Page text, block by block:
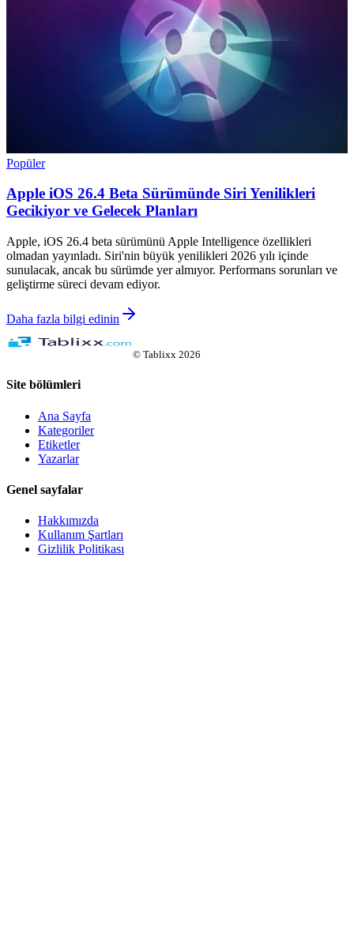
Popüler
Apple iOS 26.4 Beta Sürümünde Siri Yenilikleri
Gecikiyor ve Gelecek Planları
Apple, iOS 26.4 beta sürümünü Apple Intelligence özellikleri
olmadan yayınladı. Siri'nin büyük yenilikleri 2026 yılı içinde
sunulacak, ancak bu sürümde yer almıyor. Performans sorunları ve
geliştirme süreci devam ediyor.
Daha fazla bilgi edinin
© Tablixx 2026
Site bölümleri
Ana Sayfa
Kategoriler
Etiketler
Yazarlar
Genel sayfalar
Hakkımızda
Kullanım Şartları
Gizlilik Politikası